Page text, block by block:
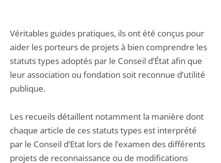
Véritables guides pratiques, ils ont été conçus pour
aider les porteurs de projets à bien comprendre les
statuts types adoptés par le Conseil d’État afin que
leur association ou fondation soit reconnue d’utilité
publique.
Les recueils détaillent notamment la manière dont
chaque article de ces statuts types est interprété
par le Conseil d’Etat lors de l’examen des différents
projets de reconnaissance ou de modifications